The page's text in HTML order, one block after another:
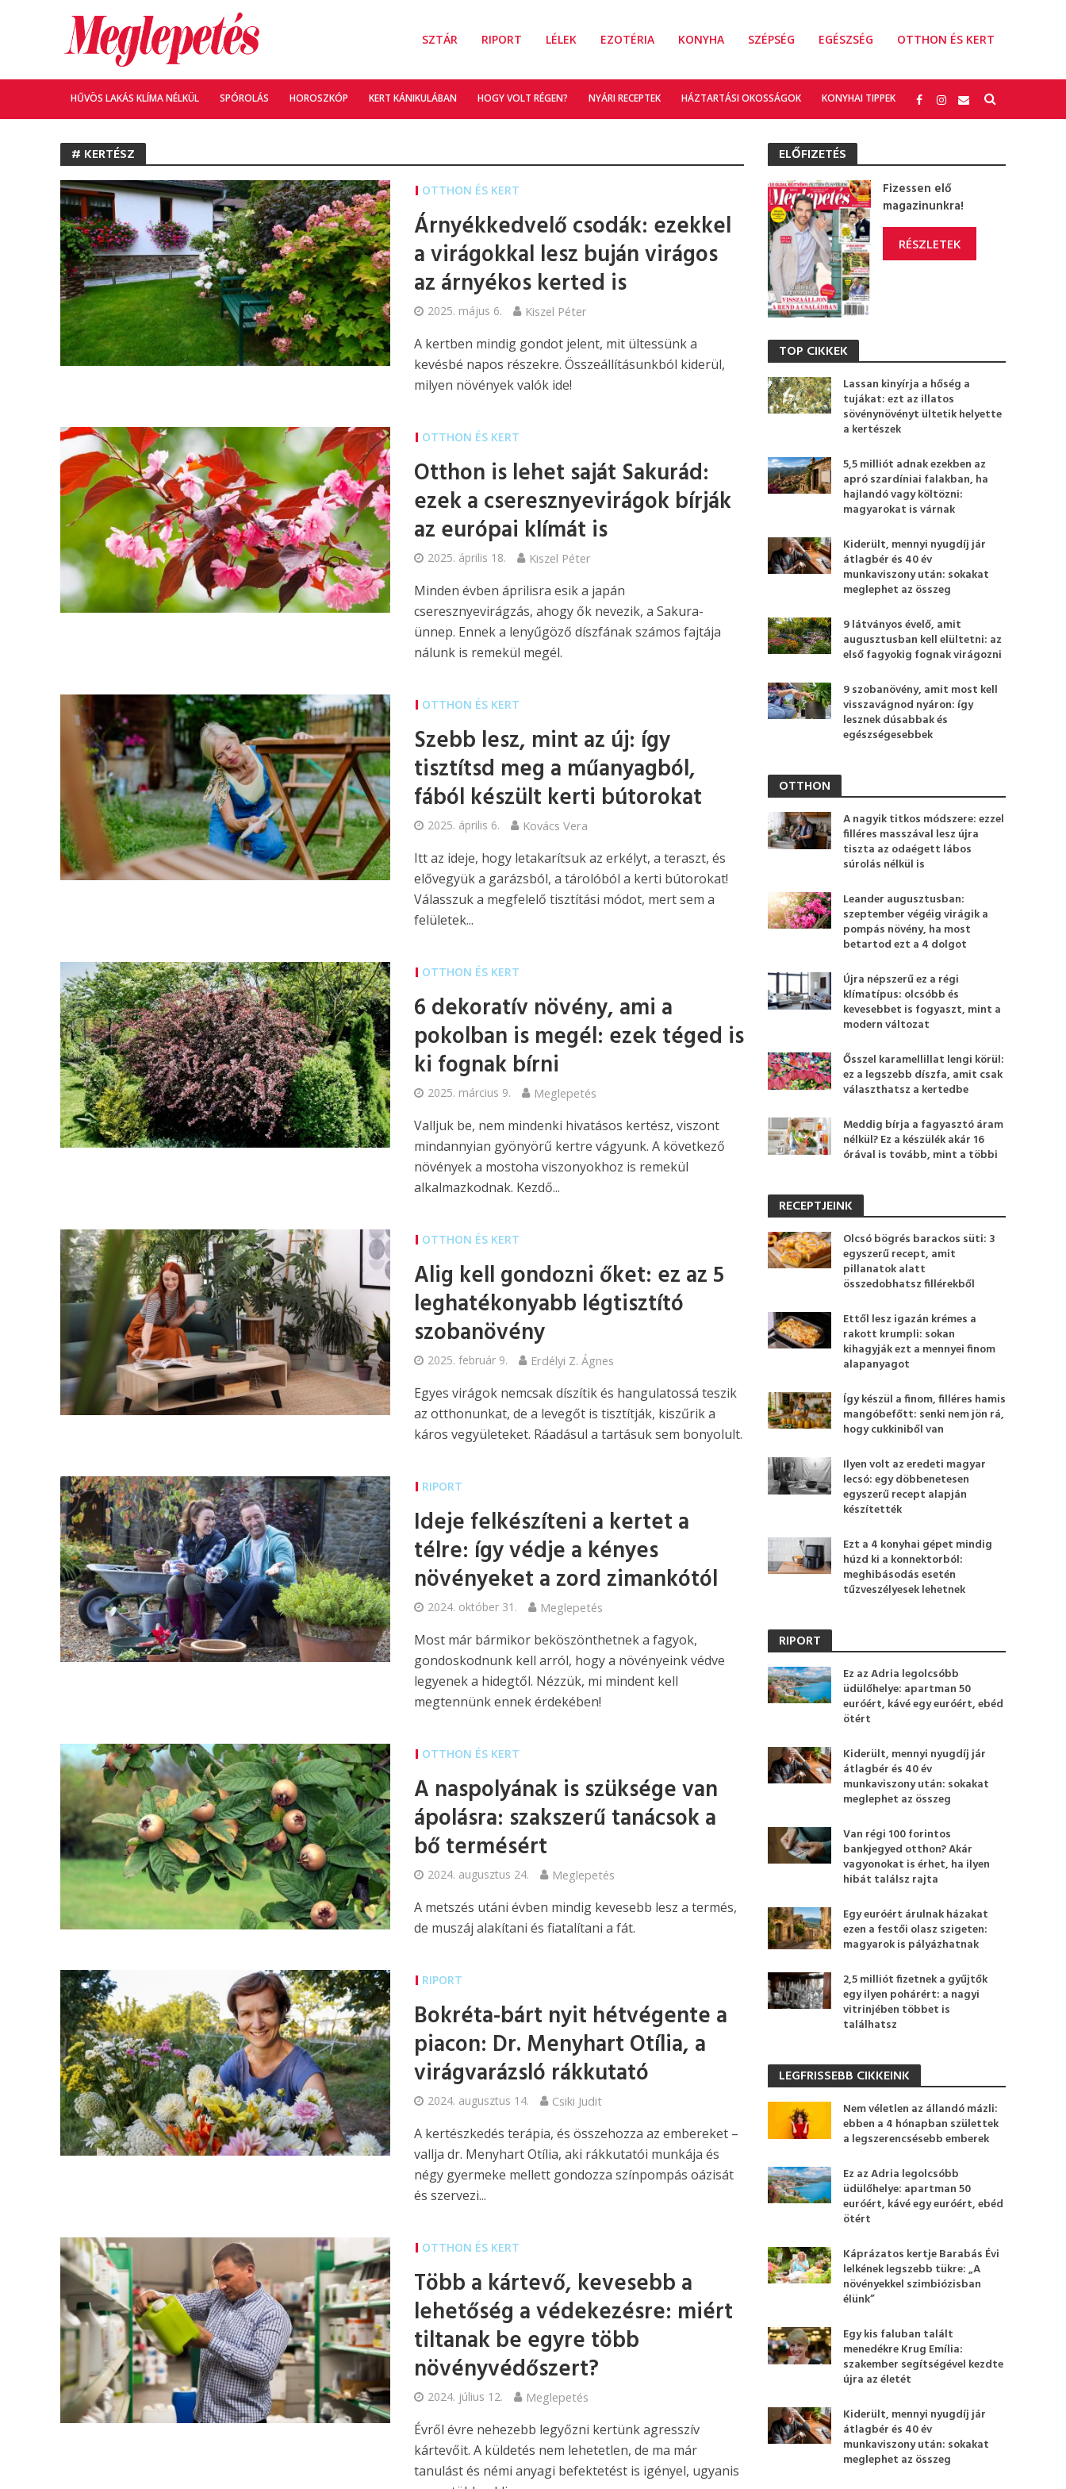
SZTÁR RIPORT LÉLEK EZOTÉRIA KONYHA SZÉPSÉG EGÉSZSÉG OTTHON ÉS KERT
HŰVÖS LAKÁS KLÍMA NÉLKÜL SPÓROLÁS HOROSZKÓP KERT KÁNIKULÁBAN HOGY VOLT RÉGEN? NYÁRI RECEPTEK HÁZTARTÁSI OKOSSÁGOK KONYHAI TIPPEK
# KERTÉSZ
OTTHON ÉS KERT
Árnyékkedvelő csodák: ezekkel
a virágokkal lesz buján virágos
az árnyékos kerted is
2025. május 6. Kiszel Péter
A kertben mindig gondot jelent, mit ültessünk a
kevésbé napos részekre. Összeállításunkból kiderül,
milyen növények valók ide!
OTTHON ÉS KERT
Otthon is lehet saját Sakurád:
ezek a cseresznyevirágok bírják
az európai klímát is
2025. április 18. Kiszel Péter
Minden évben áprilisra esik a japán
cseresznyevirágzás, ahogy ők nevezik, a Sakura-
ünnep. Ennek a lenyűgöző díszfának számos fajtája
nálunk is remekül megél.
OTTHON ÉS KERT
Szebb lesz, mint az új: így
tisztítsd meg a műanyagból,
fából készült kerti bútorokat
2025. április 6. Kovács Vera
Itt az ideje, hogy letakarítsuk az erkélyt, a teraszt, és
elővegyük a garázsból, a tárolóból a kerti bútorokat!
Válasszuk a megfelelő tisztítási módot, mert sem a
felületek...
OTTHON ÉS KERT
6 dekoratív növény, ami a
pokolban is megél: ezek téged is
ki fognak bírni
2025. március 9. Meglepetés
Valljuk be, nem mindenki hivatásos kertész, viszont
mindannyian gyönyörű kertre vágyunk. A következő
növények a mostoha viszonyokhoz is remekül
alkalmazkodnak. Kezdő...
OTTHON ÉS KERT
Alig kell gondozni őket: ez az 5
leghatékonyabb légtisztító
szobanövény
2025. február 9. Erdélyi Z. Ágnes
Egyes virágok nemcsak díszítik és hangulatossá teszik
az otthonunkat, de a levegőt is tisztítják, kiszűrik a
káros vegyületeket. Ráadásul a tartásuk sem bonyolult.
RIPORT
Ideje felkészíteni a kertet a
télre: így védje a kényes
növényeket a zord zimankótól
2024. október 31. Meglepetés
Most már bármikor beköszönthetnek a fagyok,
gondoskodnunk kell arról, hogy a növényeink védve
legyenek a hidegtől. Nézzük, mi mindent kell
megtennünk ennek érdekében!
OTTHON ÉS KERT
A naspolyának is szüksége van
ápolásra: szakszerű tanácsok a
bő termésért
2024. augusztus 24. Meglepetés
A metszés utáni évben mindig kevesebb lesz a termés,
de muszáj alakítani és fiatalítani a fát.
RIPORT
Bokréta-bárt nyit hétvégente a
piacon: Dr. Menyhart Otília, a
virágvarázsló rákkutató
2024. augusztus 14. Csiki Judit
A kertészkedés terápia, és összehozza az embereket –
vallja dr. Menyhart Otília, aki rákkutatói munkája és
négy gyermeke mellett gondozza színpompás oázisát
és szervezi...
OTTHON ÉS KERT
Több a kártevő, kevesebb a
lehetőség a védekezésre: miért
tiltanak be egyre több
növényvédőszert?
2024. július 12. Meglepetés
Évről évre nehezebb legyőzni kertünk agresszív
kártevőit. A küldetés nem lehetetlen, de ma már
tanulást és némi anyagi befektetést is igényel, ugyanis
ELŐFIZETÉS
Fizessen elő
magazinunkra!
RÉSZLETEK
TOP CIKKEK
Lassan kinyírja a hőség a
tujákat: ezt az illatos
sövénynövényt ültetik helyette
a kertészek
5,5 milliót adnak ezekben az
apró szardíniai falakban, ha
hajlandó vagy költözni:
magyarokat is várnak
Kiderült, mennyi nyugdíj jár
átlagbér és 40 év
munkaviszony után: sokakat
meglephet az összeg
9 látványos évelő, amit
augusztusban kell elültetni: az
első fagyokig fognak virágozni
9 szobanövény, amit most kell
visszavágnod nyáron: így
lesznek dúsabbak és
egészségesebbek
OTTHON
A nagyik titkos módszere: ezzel
filléres masszával lesz újra
tiszta az odaégett lábos
súrolás nélkül is
Leander augusztusban:
szeptember végéig virágik a
pompás növény, ha most
betartod ezt a 4 dolgot
Újra népszerű ez a régi
klímatípus: olcsóbb és
kevesebbet is fogyaszt, mint a
modern változat
Ősszel karamellillat lengi körül:
ez a legszebb díszfa, amit csak
választhatsz a kertedbe
Meddig bírja a fagyasztó áram
nélkül? Ez a készülék akár 16
órával is tovább, mint a többi
RECEPTJEINK
Olcsó bögrés barackos süti: 3
egyszerű recept, amit
pillanatok alatt
összedobhatsz fillérekből
Ettől lesz igazán krémes a
rakott krumpli: sokan
kihagyják ezt a mennyei finom
alapanyagot
Így készül a finom, filléres hamis
mangóbefőtt: senki nem jön rá,
hogy cukkiniből van
Ilyen volt az eredeti magyar
lecsó: egy döbbenetesen
egyszerű recept alapján
készítették
Ezt a 4 konyhai gépet mindig
húzd ki a konnektorból:
meghibásodás esetén
tűzveszélyesek lehetnek
RIPORT
Ez az Adria legolcsóbb
üdülőhelye: apartman 50
euróért, kávé egy euróért, ebéd
ötért
Kiderült, mennyi nyugdíj jár
átlagbér és 40 év
munkaviszony után: sokakat
meglephet az összeg
Van régi 100 forintos
bankjegyed otthon? Akár
vagyonokat is érhet, ha ilyen
hibát találsz rajta
Egy euróért árulnak házakat
ezen a festői olasz szigeten:
magyarok is pályázhatnak
2,5 milliót fizetnek a gyűjtők
egy ilyen pohárért: a nagyi
vitrinjében többet is
találhatsz
LEGFRISSEBB CIKKEINK
Nem véletlen az állandó mázli:
ebben a 4 hónapban születtek
a legszerencsésebb emberek
Ez az Adria legolcsóbb
üdülőhelye: apartman 50
euróért, kávé egy euróért, ebéd
ötért
Káprázatos kertje Barabás Évi
lelkének legszebb tükre: „A
növényekkel szimbiózisban
élünk”
Egy kis faluban talált
menedékre Krug Emília:
szakember segítségével kezdte
újra az életét
Kiderült, mennyi nyugdíj jár
átlagbér és 40 év
munkaviszony után: sokakat
meglephet az összeg